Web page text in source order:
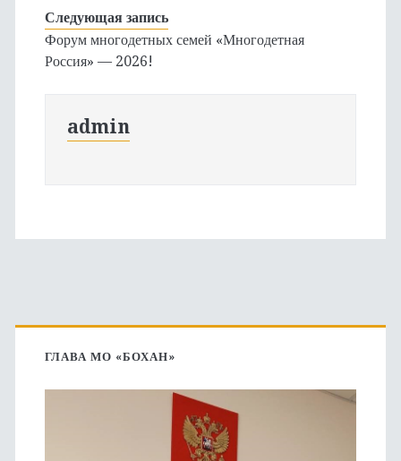
Следующая запись
Форум многодетных семей «Многодетная
Россия» — 2026!
admin
Основная
боковая
ГЛАВА МО «БОХАН»